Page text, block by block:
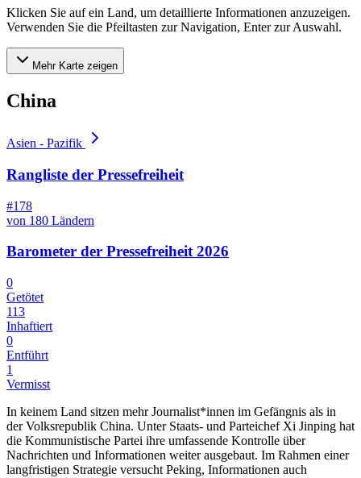
Klicken Sie auf ein Land, um detaillierte Informationen anzuzeigen.
Verwenden Sie die Pfeiltasten zur Navigation, Enter zur Auswahl.
Mehr Karte zeigen
China
Asien - Pazifik
Rangliste der Pressefreiheit
#178
von 180 Ländern
Barometer der Pressefreiheit 2026
0
Getötet
113
Inhaftiert
0
Entführt
1
Vermisst
In keinem Land sitzen mehr Journalist*innen im Gefängnis als in
der Volksrepublik China. Unter Staats- und Parteichef Xi Jinping hat
die Kommunistische Partei ihre umfassende Kontrolle über
Nachrichten und Informationen weiter ausgebaut. Im Rahmen einer
langfristigen Strategie versucht Peking, Informationen auch